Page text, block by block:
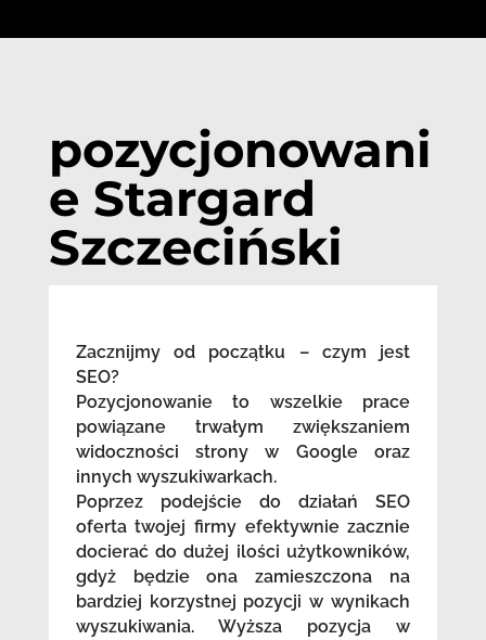
pozycjonowani
e Stargard
Szczeciński
Zacznijmy od początku – czym jest
SEO?
Pozycjonowanie to wszelkie prace
powiązane trwałym zwiększaniem
widoczności strony w Google oraz
innych wyszukiwarkach.
Poprzez podejście do działań SEO
oferta twojej firmy efektywnie zacznie
docierać do dużej ilości użytkowników,
gdyż będzie ona zamieszczona na
bardziej korzystnej pozycji w wynikach
wyszukiwania. Wyższa pozycja w